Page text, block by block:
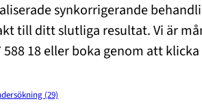
synkorrigerande
till ditt slutliga resultat. Vi är
18 eller boka genom att
(29)